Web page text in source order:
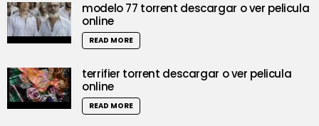
modelo 77 torrent descargar o ver pelicula
online
READ MORE
terrifier torrent descargar o ver pelicula
online
READ MORE